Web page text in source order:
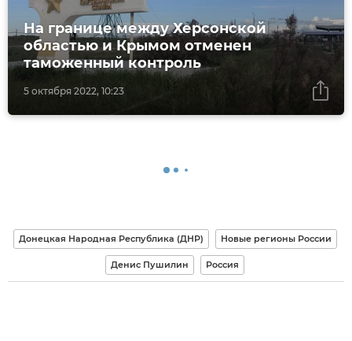
5 октября 2022, 10:23
На границе между Херсонской
областью и Крымом отменен
таможенный контроль
Донецкая Народная Республика (ДНР) Новые регионы России
Денис Пушилин Россия